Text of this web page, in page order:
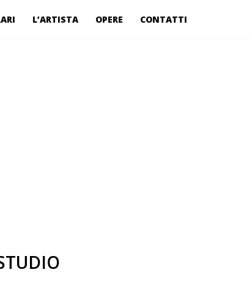
L’ARTISTA OPERE CONTATTI